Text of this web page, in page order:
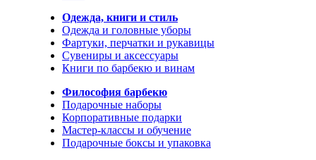
Одежда, книги и стиль
Одежда и головные уборы
Фартуки, перчатки и рукавицы
Сувениры и аксессуары
Книги по барбекю и винам
Философия барбекю
Подарочные наборы
Корпоративные подарки
Мастер-классы и обучение
Подарочные боксы и упаковка